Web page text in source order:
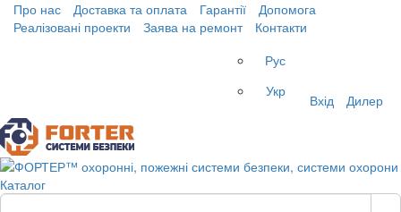
Про нас Доставка та оплата Гарантії
Допомога
Реалізовані проекти
Заява на ремонт
Контакти
Рус
Укр
Вхід Дилер
Каталог